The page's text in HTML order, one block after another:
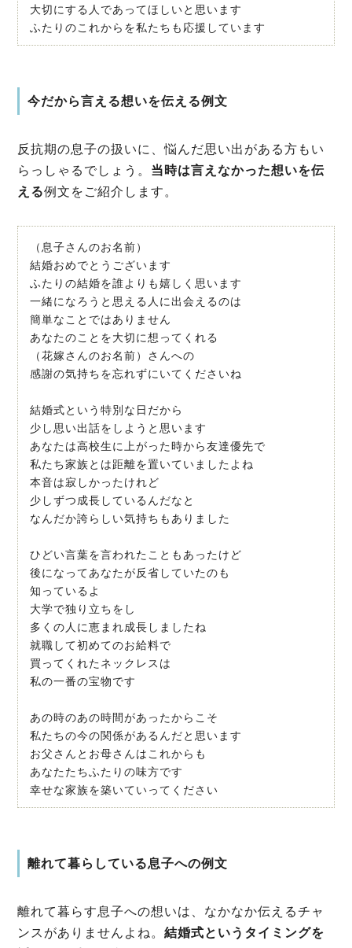
大切にする人であってほしいと思います
ふたりのこれからを私たちも応援しています
今だから言える想いを伝える例文
反抗期の息子の扱いに、悩んだ思い出がある方もい
らっしゃるでしょう。 当時は言えなかった想いを伝
える例文をご紹介します。
（息子さんのお名前）
結婚おめでとうございます
ふたりの結婚を誰よりも嬉しく思います
一緒になろうと思える人に出会えるのは
簡単なことではありません
あなたのことを大切に想ってくれる
（花嫁さんのお名前）さんへの
感謝の気持ちを忘れずにいてくださいね
結婚式という特別な日だから
少し思い出話をしようと思います
あなたは高校生に上がった時から友達優先で
私たち家族とは距離を置いていましたよね
本音は寂しかったけれど
少しずつ成長しているんだなと
なんだか誇らしい気持ちもありました
ひどい言葉を言われたこともあったけど
後になってあなたが反省していたのも
知っているよ
大学で独り立ちをし
多くの人に恵まれ成長しましたね
就職して初めてのお給料で
買ってくれたネックレスは
私の一番の宝物です
あの時のあの時間があったからこそ
私たちの今の関係があるんだと思います
お父さんとお母さんはこれからも
あなたたちふたりの味方です
幸せな家族を築いていってください
離れて暮らしている息子への例文
離れて暮らす息子への想いは、なかなか伝えるチャ
ンスがありませんよね。結婚式というタイミングを